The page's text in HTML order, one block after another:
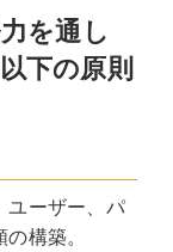
を通し
下の原則
ユーザー、パ
構築。